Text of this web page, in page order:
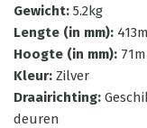
Gewicht: 5.2kg
Lengte (in mm):
Hoogte (in mm):
Kleur: Zilver
Draairichting:
deuren